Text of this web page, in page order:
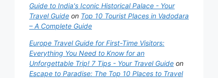
Guide to India's Iconic Historical Palace - Your
Travel Guide on Top 10 Tourist Places in Vadodara
– A Complete Guide
Europe Travel Guide for First-Time Visitors:
Everything You Need to Know for an
Unforgettable Trip! 7 Tips - Your Travel Guide on
Escape to Paradise: The Top 10 Places to Travel